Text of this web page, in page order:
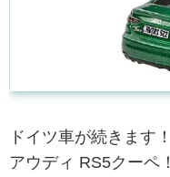
ドイツ車が続きます！
アウディ RS5クーペ！